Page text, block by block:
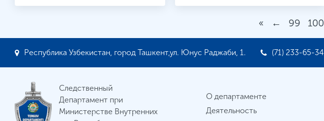
« ← 99 100
Республика Узбекистан, город Ташкент,ул. Юнус Раджаби, 1. (71) 233-65-34
Следственный
Департамент при
Министерстве Внутренних
О департаменте
Деятельность